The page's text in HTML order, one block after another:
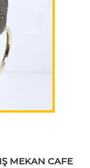
MEKAN CAFE